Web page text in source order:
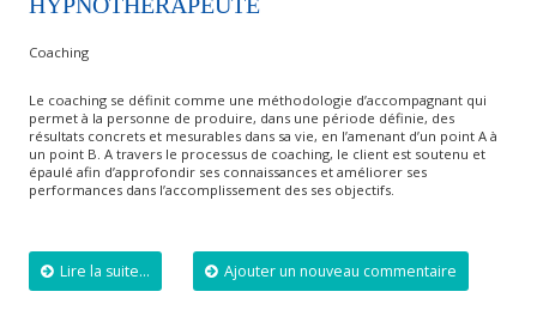
Coaching
Le coaching se définit comme une méthodologie d’accompagnant qui
permet à la personne de produire, dans une période définie, des
résultats concrets et mesurables dans sa vie, en l’amenant d’un point A à
un point B. A travers le processus de coaching, le client est soutenu et
épaulé afin d’approfondir ses connaissances et améliorer ses
performances dans l’accomplissement des ses objectifs.
Lire la suite... Ajouter un nouveau commentaire